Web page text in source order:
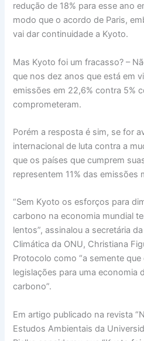
redução de 18% para esse ano
modo que o acordo de Paris,
vai dar continuidade a Kyoto.
Mas Kyoto foi um fracasso? –
que nos dez anos que está em
emissões em 22,6% contra 5%
comprometeram.
Porém a resposta é sim, se for
internacional de luta contra a
que os países que cumprem
representem 11% das emissões
“Sem Kyoto os esforços para
carbono na economia mundial
lentos”, assinalou a secretária
Climática da ONU, Christiana
Protocolo como “a semente
legislações para uma economia
carbono”.
Em artigo publicado na revista
Estudos Ambientais da